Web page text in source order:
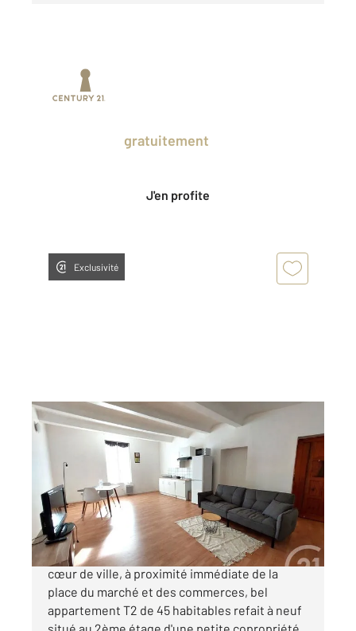
gratuitement
J'en profite
Exclusivité
LA GRAND COMBE 30
, 2 pièces
Ref : 13384
Appartement T2 à vendre
45 000 €
Idéal Investisseur avec forte rentabilité !!! En
cœur de ville, à proximité immédiate de la
place du marché et des commerces, bel
appartement T2 de 45 habitables refait à neuf